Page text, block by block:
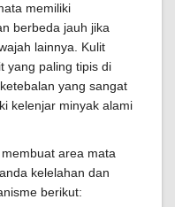
memiliki
berbeda jauh jika
lainnya. Kulit
yang paling tipis di
yang sangat
kelenjar minyak alami
area mata
kelelahan dan
berikut: